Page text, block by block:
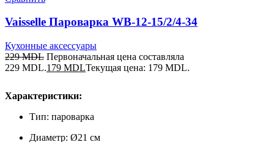
Vaisselle Пароварка WB-12-15/2/4-34
Кухонные аксессуары
229MDL Первоначальная цена составляла
229 MDL.179 MDLТекущая цена: 179 MDL.
Характеристики:
Тип: пароварка
Диаметр: Ø21 см